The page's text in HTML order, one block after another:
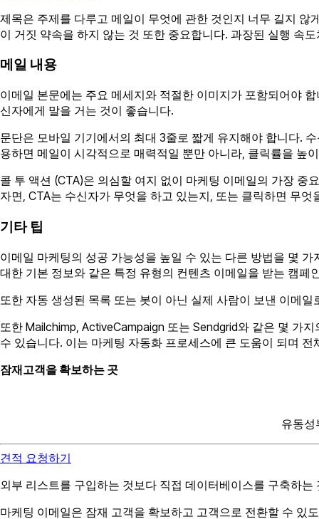
제목은 주제를 다루고 메일이 무엇에 관한 것인지 너무 길지
이 거짓 약속을 하지 않는 것 또한 중요합니다. 과장된 실행 속
메일 내용
이메일 본문에는 주요 메세지와 적절한 이미지가 포함되어야
신자에게 말을 거는 것이 좋습니다.
문단은 모바일 기기에서의 최대 3줄로 짧게 유지해야 합니다.
용하면 메일이 시각적으로 매력적일 뿐만 아니라, 클릭률을 높
콜 투 액션 (CTA)은 의심할 여지 없이 마케팅 이메일의 가장
자면, CTA는 수신자가 무엇을 하고 있는지, 또는 클릭하면 무
기타 팁
이메일 마케팅의 성공 가능성을 높일 수 있는 다른 방법을 몇
대한 기본 정보와 같은 특정 유형의 컨텐츠 이메일을 받는 캠
또한 자동 생성된 목록 또는 봇이 아닌 실제 사람이 보낸 이메
또한 Mailchimp, ActiveCampaign 또는 Sendgrid와 같은 몇 가
수 있습니다. 이는 마케팅 자동화 프로세스에 큰 도움이 되며
잠재고객을 확보하는 곳
유동성
견적 요청하기
외부 리스트를 구입하는 것보다 직접 데이터베이스를 구축하
마케팅 이메일은 잠재 고객을 확보하고 고객으로 전환할 수 있